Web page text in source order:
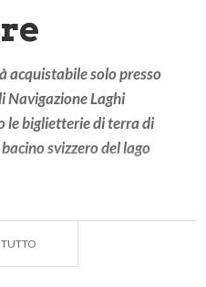
acquistabile solo presso
Navigazione Laghi
le biglietterie di terra di
svizzero del lago
e tre i laghi serviti